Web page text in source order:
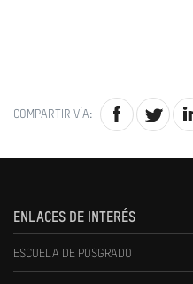
COMPARTIR VÍA:
ENLACES DE INTERÉS
ESCUELA DE POSGRADO